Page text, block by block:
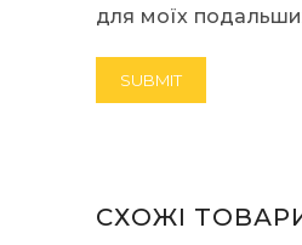
для моїх
СХОЖІ